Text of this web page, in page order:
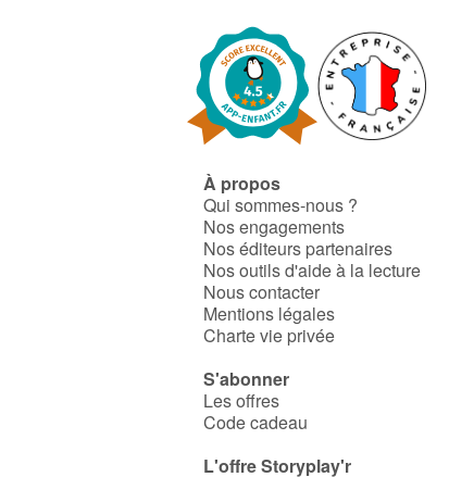
À propos
Qui sommes-nous ?
Nos engagements
Nos éditeurs partenaires
Nos outils d'aide à la lecture
Nous contacter
Mentions légales
Charte vie privée
S'abonner
Les offres
Code cadeau
L'offre Storyplay'r